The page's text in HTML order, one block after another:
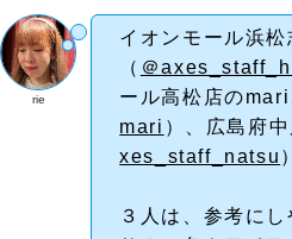
rie
イオンモール浜
（ ＠
ール高松店のmari
mari ）、広島府
xes_staff_natsu
３人は、参考に